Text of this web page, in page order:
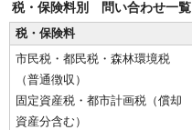
税・保険料別 問い合わせ一覧
税・保険料
市民税・都民税・森林環境税
（普通徴収）
固定資産税・都市計画税（償却
資産分含む）